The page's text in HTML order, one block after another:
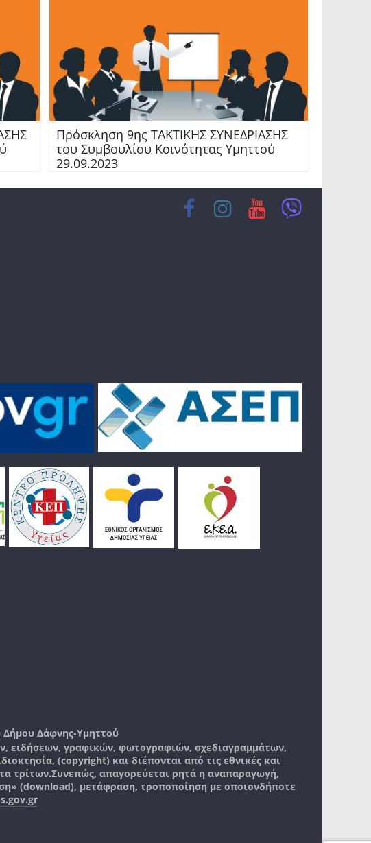
Πρόσκληση 9ης TAKTIKHΣ ΣΥΝΕΔΡΙΑΣΗΣ
του Συμβουλίου Κοινότητας Υμηττού
29.09.2023
Δήμου Δάφνης-Υμηττού
ειδήσεων, γραφικών, φωτογραφιών, σχεδιαγραμμάτων,
(copyright) και διέπονται από τις εθνικές και
τρίτων.Συνεπώς, απαγορεύεται ρητά η αναπαραγωγή,
(download), μετάφραση, τροποποίηση με οποιονδήποτε